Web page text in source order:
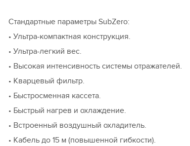
Стандартные параметры SubZero:
• Ультра-компактная конструкция.
• Ультра-легкий вес.
• Высокая интенсивность системы отражателей.
• Кварцевый фильтр.
• Быстросменная кассета.
• Быстрый нагрев и охлаждение.
• Встроенный воздушный охладитель.
• Кабель до 15 м (повышенной гибкости).